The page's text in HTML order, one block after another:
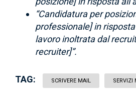
“Candidatura per
professionale] in
lavoro inoltrata dal
recruiter]”.
TAG: SCRIVERE MAIL SERVIZI